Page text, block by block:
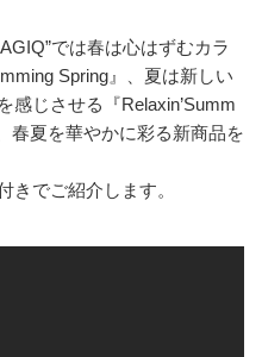
では春は心はずむカラ
Spring』、夏は新しい
感じさせる『Relaxin’Summ
春夏を華やかに彩る新商品を
きでご紹介します。